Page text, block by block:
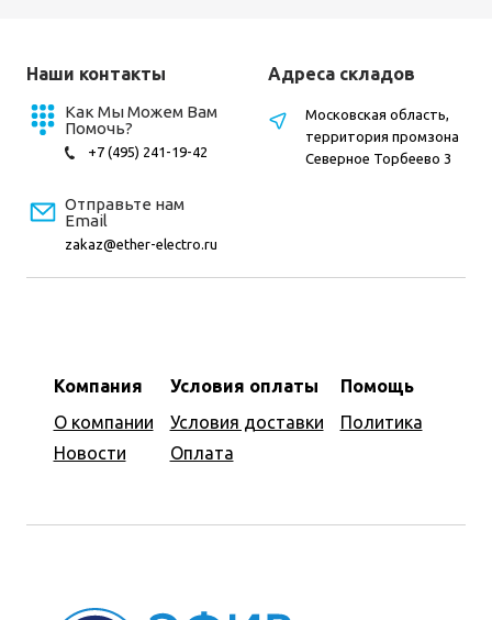
Наши контакты
Как Мы Можем Вам
Помочь?
+7 (495) 241-19-42
Отправьте нам
Email
zakaz@ether-electro.ru
Компания
О компании
Новости
Условия оплаты
Условия доставки
Оплата
Помощь
Политика
Адреса складов
Московская область,
территория промзона
Северное Торбеево 3